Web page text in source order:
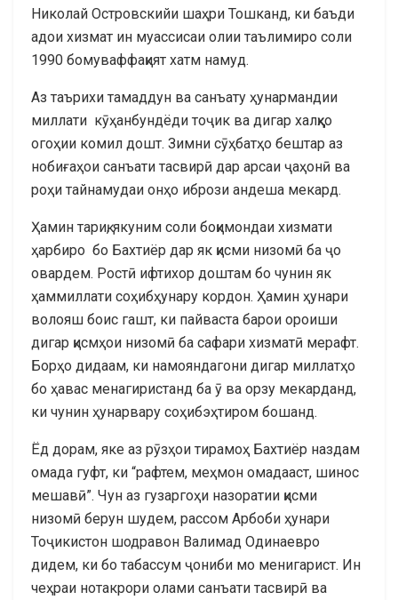
Николай Островскийи шаҳри Тошканд, ки баъди
адои хизмат ин муассисаи олии таълимиро соли
1990 бомуваффақият хатм намуд.
Аз таърихи тамаддун ва санъату ҳунармандии
миллати кӯҳанбундёди тоҷик ва дигар халқҳо
огоҳии комил дошт. Зимни сӯҳбатҳо бештар аз
нобиғаҳои санъати тасвирӣ дар арсаи ҷаҳонӣ ва
роҳи тайнамудаи онҳо ибрози андеша мекард.
Ҳамин тариқ, якуним соли боқимондаи хизмати
ҳарбиро бо Бахтиёр дар як қисми низомӣ ба ҷо
овардем. Ростӣ ифтихор доштам бо чунин як
ҳаммиллати соҳибҳунару кордон. Ҳамин ҳунари
волояш боис гашт, ки пайваста барои ороиши
дигар қисмҳои низомӣ ба сафари хизматӣ мерафт.
Борҳо дидаам, ки намояндагони дигар миллатҳо
бо ҳавас менагиристанд ба ӯ ва орзу мекарданд,
ки чунин ҳунарвару соҳибэҳтиром бошанд.
Ёд дорам, яке аз рӯзҳои тирамоҳ Бахтиёр наздам
омада гуфт, ки “рафтем, меҳмон омадааст, шинос
мешавӣ”. Чун аз гузаргоҳи назоратии қисми
низомӣ берун шудем, рассом Арбоби ҳунари
Тоҷикистон шодравон Валимад Одинаевро
дидем, ки бо табассум ҷониби мо менигарист. Ин
чеҳраи нотакрори олами санъати тасвирӣ ва